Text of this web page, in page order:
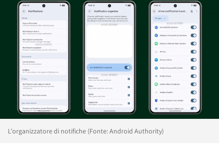
L'organizzatore di notifiche (Fonte: Android Authority)